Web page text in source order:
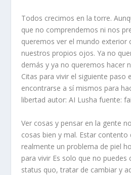
Todos crecimos en la torre.
que no comprendemos ni nos
queremos ver el mundo exterior
nuestros propios ojos. Ya no
demás y ya no queremos hacer
Citas para vivir el siguiente paso
encontrarse a sí mismos para
libertad autor: AI Lusha fuente:
Ver cosas y pensar en la gente
cosas bien y mal. Estar
realmente un problema de piel
para vivir Es solo que no
status quo, tratar de cambiar y